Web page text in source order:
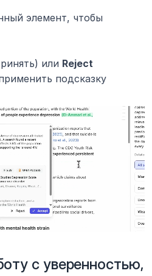
элемент, чтобы
или Reject
подсказку
с уверенностью,